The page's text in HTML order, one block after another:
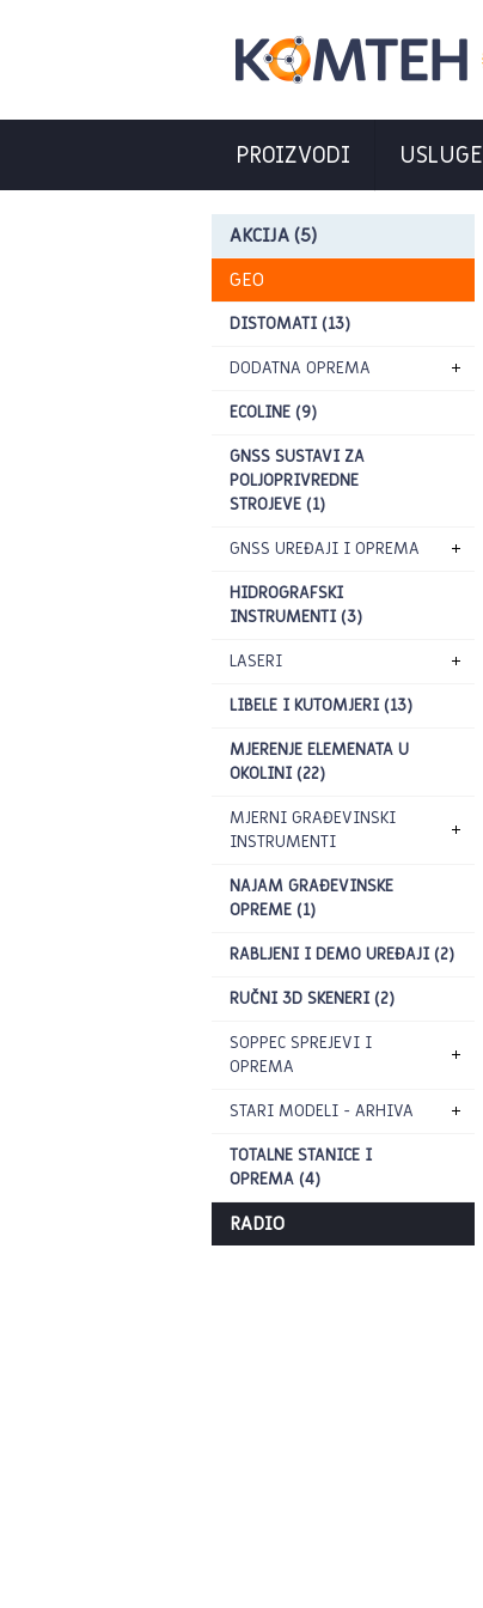
PROIZVODI USLUGE
AKCIJA (5)
GEO
DISTOMATI (13)
DODATNA OPREMA
ECOLINE (9)
GNSS SUSTAVI ZA
POLJOPRIVREDNE
STROJEVE (1)
GNSS UREĐAJI I OPREMA
HIDROGRAFSKI
INSTRUMENTI (3)
LASERI
LIBELE I KUTOMJERI (13)
MJERENJE ELEMENATA U
OKOLINI (22)
MJERNI GRAĐEVINSKI
INSTRUMENTI
NAJAM GRAĐEVINSKE
OPREME (1)
RABLJENI I DEMO UREĐAJI (2)
RUČNI 3D SKENERI (2)
SOPPEC SPREJEVI I
OPREMA
STARI MODELI - ARHIVA
TOTALNE STANICE I
OPREMA (4)
RADIO